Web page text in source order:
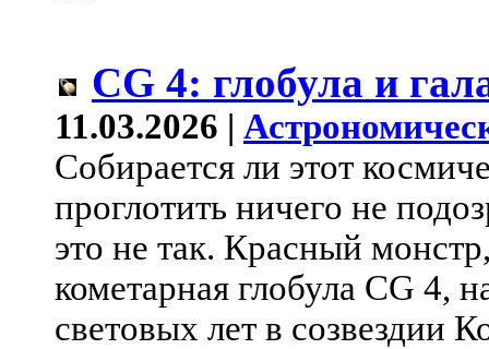
CG 4: глобула и
11.03.2026 |
Собирается ли этот
проглотить ничего не
это не так. Красный
кометарная глобула CG 4,
световых лет в созвездии